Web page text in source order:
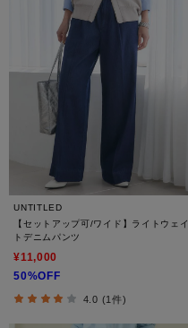
UNTITLED
【セットアップ可/ワイド】ライトウェイ
トデニムパンツ
¥11,000
50%OFF
4.0 (1件)